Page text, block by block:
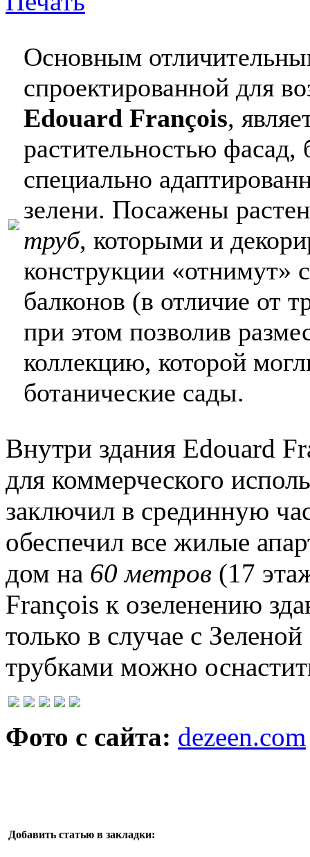
Основным
спроектированной для
Edouard François,
растительностью
специально
зелени. Посажены
труб, которыми и
конструкции «отнимут»
балконов (в отличие от
при этом позволив
коллекцию, которой
ботанические сады.
Внутри здания Edouard
для коммерческого
заключил в срединную
обеспечил все жилые
дом на 60 метров (17
François к озеленению
только в случае с
трубками можно
Фото с сайта: dezeen.com
Добавить статью в закладки: